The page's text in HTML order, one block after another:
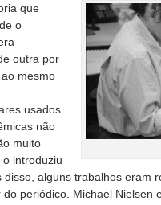
que
o
outra por
mesmo
usados
não
muito
o introduziu
alguns trabalhos eram
periódico. Michael Nielsen